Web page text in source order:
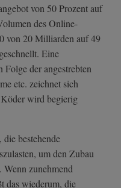
von 50 Prozent auf
des Online-
von 20 Milliarden auf 49
Eine
der angestrebten
etc. zeichnet sich
wird begierig
bestehende
um den Zubau
Wenn zunehmend
das wiederum, die